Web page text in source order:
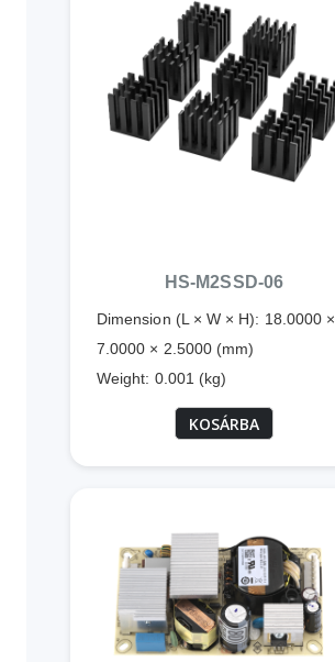
HS-M2SSD-06
Dimension (L × W × H): 18.0000 ×
7.0000 × 2.5000 (mm)
Weight: 0.001 (kg)
KOSÁRBA